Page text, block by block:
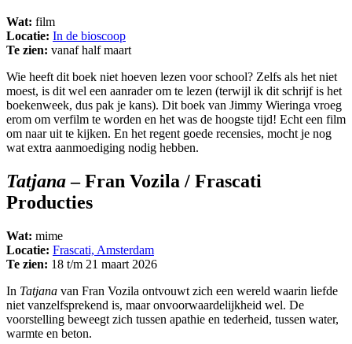
Wat: film
Locatie: In de bioscoop
Te zien: vanaf half maart
Wie heeft dit boek niet hoeven lezen voor school? Zelfs als het niet
moest, is dit wel een aanrader om te lezen (terwijl ik dit schrijf is het
boekenweek, dus pak je kans). Dit boek van Jimmy Wieringa vroeg
erom om verfilm te worden en het was de hoogste tijd! Echt een film
om naar uit te kijken. En het regent goede recensies, mocht je nog
wat extra aanmoediging nodig hebben.
Tatjana– Fran Vozila / Frascati
Producties
Wat: mime
Locatie: Frascati, Amsterdam
Te zien: 18 t/m 21 maart 2026
In Tatjana van Fran Vozila ontvouwt zich een wereld waarin liefde
niet vanzelfsprekend is, maar onvoorwaardelijkheid wel. De
voorstelling beweegt zich tussen apathie en tederheid, tussen water,
warmte en beton.